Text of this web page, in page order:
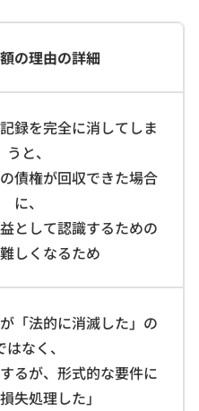
の理由の詳細
録を完全に消してしま
うと、
債権が回収できた場合
に、
として認識するための
しくなるため
「法的に消滅した」の
はなく、
るが、形式的な要件に
失処理した」